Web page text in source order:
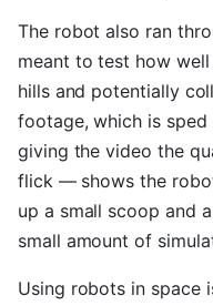
The robot also ran
meant to test how
hills and potentially
footage, which is
giving the video the
flick — shows the
up a small scoop and
small amount of
Using robots in space